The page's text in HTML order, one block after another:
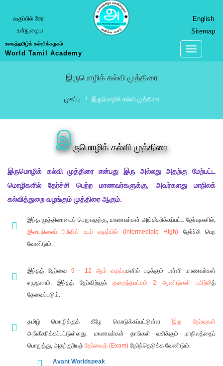
வகுப்பில் சேர
உள்நுழைய
English
Sitemap
உலகத்தமிழ்க் கல்விக்கழகம்
World Tamil Academy
இருமொழிக் கல்வி முத்திரை
முகப்பு இருமொழிக் கல்வி முத்திரை
இருமொழிக் கல்வி முத்திரை
இருமொழிக் கல்வி முத்திரை என்பது இரு அல்லது அதற்கு மேற்பட்ட
மொழிகளில் தேர்ச்சி பெற்ற மாணவர்களுக்கு, அவர்களது மாநிலக்
கல்வித்துறை வழங்கும் முத்திரை ஆகும்.
இந்த முத்திரையைப் பெறுவதற்கு, மாணவர்கள் அங்கீகரிக்கப்பட்ட தேர்வுகளில்,
இடைநிலைப் பிரிவில் உயர் வகுப்பில் (Intermediate High) தேர்ச்சி பெற
வேண்டும்.
இந்தத் தேர்வை 9 - 12 ஆம் வகுப்புகளில் படிக்கும் பள்ளி மாணவர்கள்
எழுதலாம். இந்தத் தேர்விற்குக் குறைந்தபட்சம் 2 ஆண்டுகள் பயிற்சித்
தேவைப்படும்.
தமிழ் மொழிக்குக் கீழே கொடுக்கப்பட்டுள்ள இரு தேர்வுகள்
அங்கீகரிக்கப்பட்டுள்ளது. மாணவர்கள் தாங்கள் வசிக்கும் மாநிலத்தைப்
பொறுத்து, அதற்குரியத் தேர்வைத் (Exam) தேர்ந்தெடுக்க வேண்டும்.
Avant Worldspeak